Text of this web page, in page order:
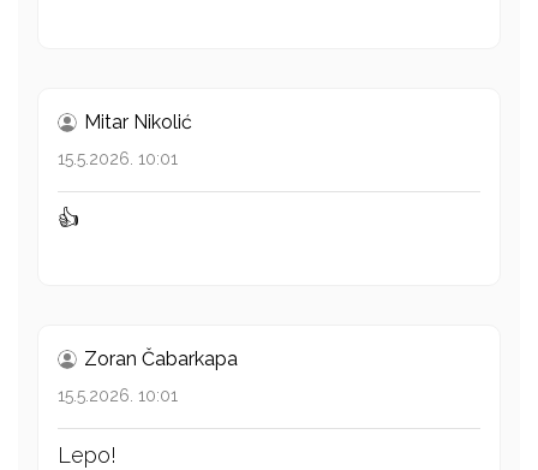
Mitar Nikolić
15.5.2026. 10:01
👍
Zoran Čabarkapa
15.5.2026. 10:01
Lepo!